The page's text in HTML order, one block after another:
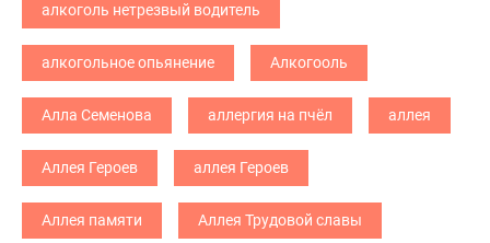
алкоголь нетрезвый водитель
алкогольное опьянение Алкогооль
Алла Семенова аллергия на пчёл аллея
Аллея Героев аллея Героев
Аллея памяти Аллея Трудовой славы